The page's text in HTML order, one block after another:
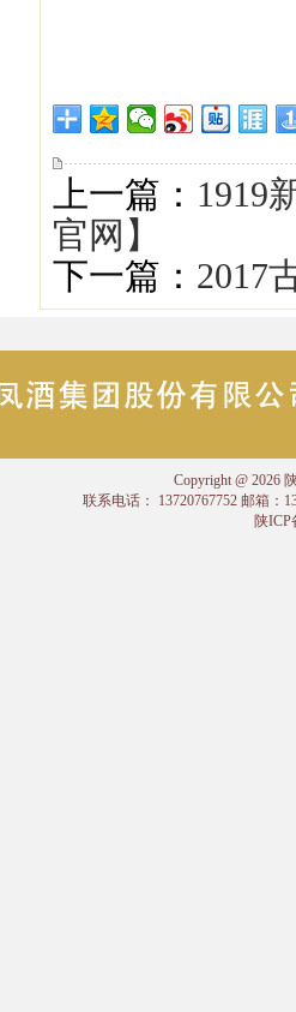
上一篇： 1919
官网】
下一篇： 2017
Copyright @ 2026
联系电话： 13720767752 邮箱：
陕ICP